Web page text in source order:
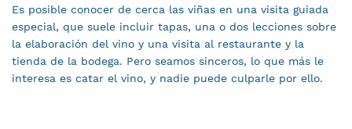
Es posible conocer de cerca las viñas en una visita guiada
especial, que suele incluir tapas, una o dos lecciones sobre
la elaboración del vino y una visita al restaurante y la
tienda de la bodega. Pero seamos sinceros, lo que más le
interesa es catar el vino, y nadie puede culparle por ello.